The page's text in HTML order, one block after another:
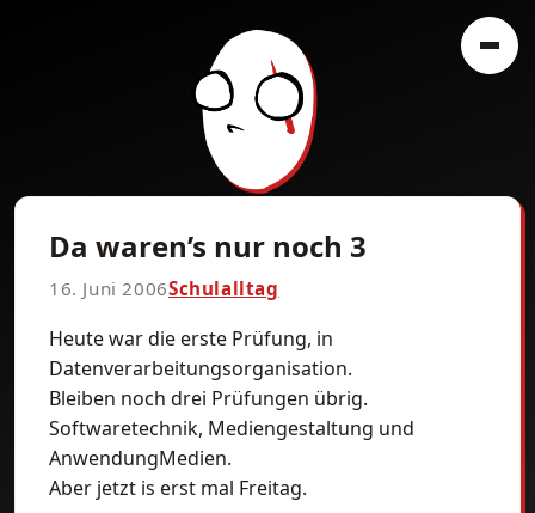
Da waren’s nur noch 3
16. Juni 2006Schulalltag
Heute war die erste Prüfung, in
Datenverarbeitungsorganisation.
Bleiben noch drei Prüfungen übrig.
Softwaretechnik, Mediengestaltung und
AnwendungMedien.
Aber jetzt is erst mal Freitag.